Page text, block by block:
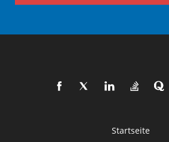
Startseite